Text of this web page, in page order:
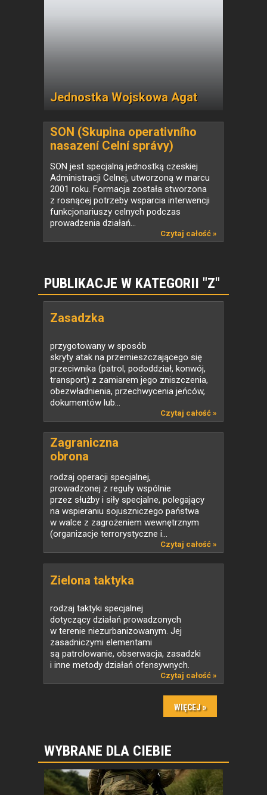
Jednostka Wojskowa Agat
SON (Skupina operativního
nasazení Celní správy)
SON jest specjalną jednostką czeskiej
Administracji Celnej, utworzoną w marcu
2001 roku. Formacja została stworzona
z rosnącej potrzeby wsparcia interwencji
funkcjonariuszy celnych podczas
prowadzenia działań...
Czytaj całość »
PUBLIKACJE W KATEGORII "Z"
Zasadzka
przygotowany w sposób
skryty atak na przemieszczającego się
przeciwnika (patrol, pododdział, konwój,
transport) z zamiarem jego zniszczenia,
obezwładnienia, przechwycenia jeńców,
dokumentów lub...
Czytaj całość »
Zagraniczna
obrona
wewnętrzna
rodzaj operacji specjalnej,
prowadzonej z reguły wspólnie
przez służby i siły specjalne, polegający
na wspieraniu sojuszniczego państwa
w walce z zagrożeniem wewnętrznym
(organizacje terrorystyczne i...
Czytaj całość »
Zielona taktyka
rodzaj taktyki specjalnej
dotyczący działań prowadzonych
w terenie niezurbanizowanym. Jej
zasadniczymi elementami
są patrolowanie, obserwacja, zasadzki
i inne metody działań ofensywnych.
Czytaj całość »
WYBRANE DLA CIEBIE